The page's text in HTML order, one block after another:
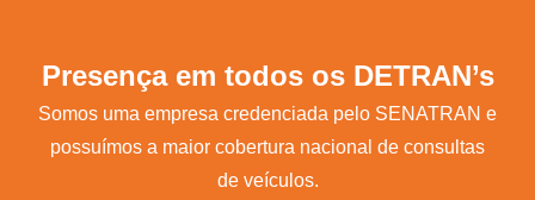
Presença em todos os DETRAN’s
Somos uma empresa credenciada pelo SENATRAN e
possuímos a maior cobertura nacional de consultas
de veículos.